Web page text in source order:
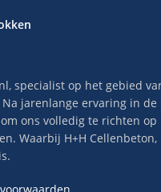
specialist op het gebied
Na jarenlange ervaring in de
ons volledig te richten op
Waarbij H+H Cellenbeton,